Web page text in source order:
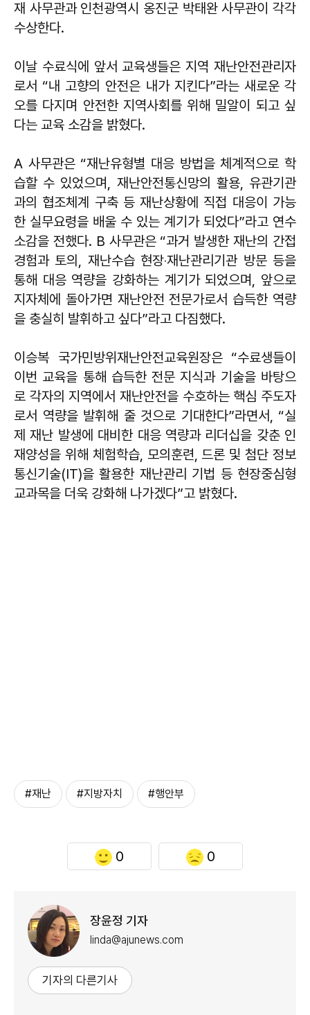
재 사무관과 인천광역시 옹진군 박태완 사무관이 각각
수상한다.
이날 수료식에 앞서 교육생들은 지역 재난안전관리자
로서 “내 고향의 안전은 내가 지킨다”라는 새로운 각
오를 다지며 안전한 지역사회를 위해 밀알이 되고 싶
다는 교육 소감을 밝혔다.
A 사무관은 “재난유형별 대응 방법을 체계적으로 학
습할 수 있었으며, 재난안전통신망의 활용, 유관기관
과의 협조체계 구축 등 재난상황에 직접 대응이 가능
한 실무요령을 배울 수 있는 계기가 되었다”라고 연수
소감을 전했다. B 사무관은 “과거 발생한 재난의 간접
경험과 토의, 재난수습 현장‧재난관리기관 방문 등을
통해 대응 역량을 강화하는 계기가 되었으며, 앞으로
지자체에 돌아가면 재난안전 전문가로서 습득한 역량
을 충실히 발휘하고 싶다”라고 다짐했다.
이승복 국가민방위재난안전교육원장은 “수료생들이
이번 교육을 통해 습득한 전문 지식과 기술을 바탕으
로 각자의 지역에서 재난안전을 수호하는 핵심 주도자
로서 역량을 발휘해 줄 것으로 기대한다”라면서, “실
제 재난 발생에 대비한 대응 역량과 리더십을 갖춘 인
재양성을 위해 체험학습, 모의훈련, 드론 및 첨단 정보
통신기술(IT)을 활용한 재난관리 기법 등 현장중심형
교과목을 더욱 강화해 나가겠다”고 밝혔다.
#재난 #지방자치 #행안부
0 0
장윤정 기자
linda@ajunews.com
기자의 다른기사